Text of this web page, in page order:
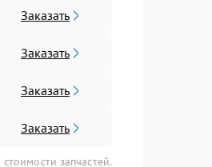
Заказать
Заказать
Заказать
Заказать
запчастей.